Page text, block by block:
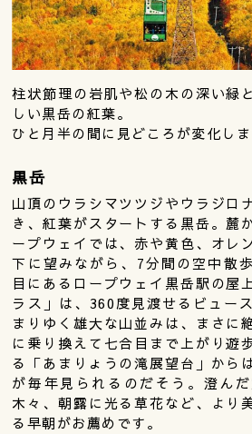
柱状節理の岩肌や松の木の深い緑
しい黒岳の紅葉。
ひと月半の間に見どころが変化しま
黒岳
山頂のウラシマツツジやウラジロ
き、紅葉がスタートする黒岳。麓
ープウェイでは、赤や黄色、オレ
下に望みながら、7分間の空中散
目にあるロープウェイ黒岳駅の屋
ラス」は、360度見渡せるビュー
まりゆく雄大な山並みは、まさに
に乗り換えて七合目まで上がり遊
る「あまりょうの滝展望台」から
が毎年見られるのだそう。澄ん
木々、朝露に光る草花など、より
る早朝がお薦めです。